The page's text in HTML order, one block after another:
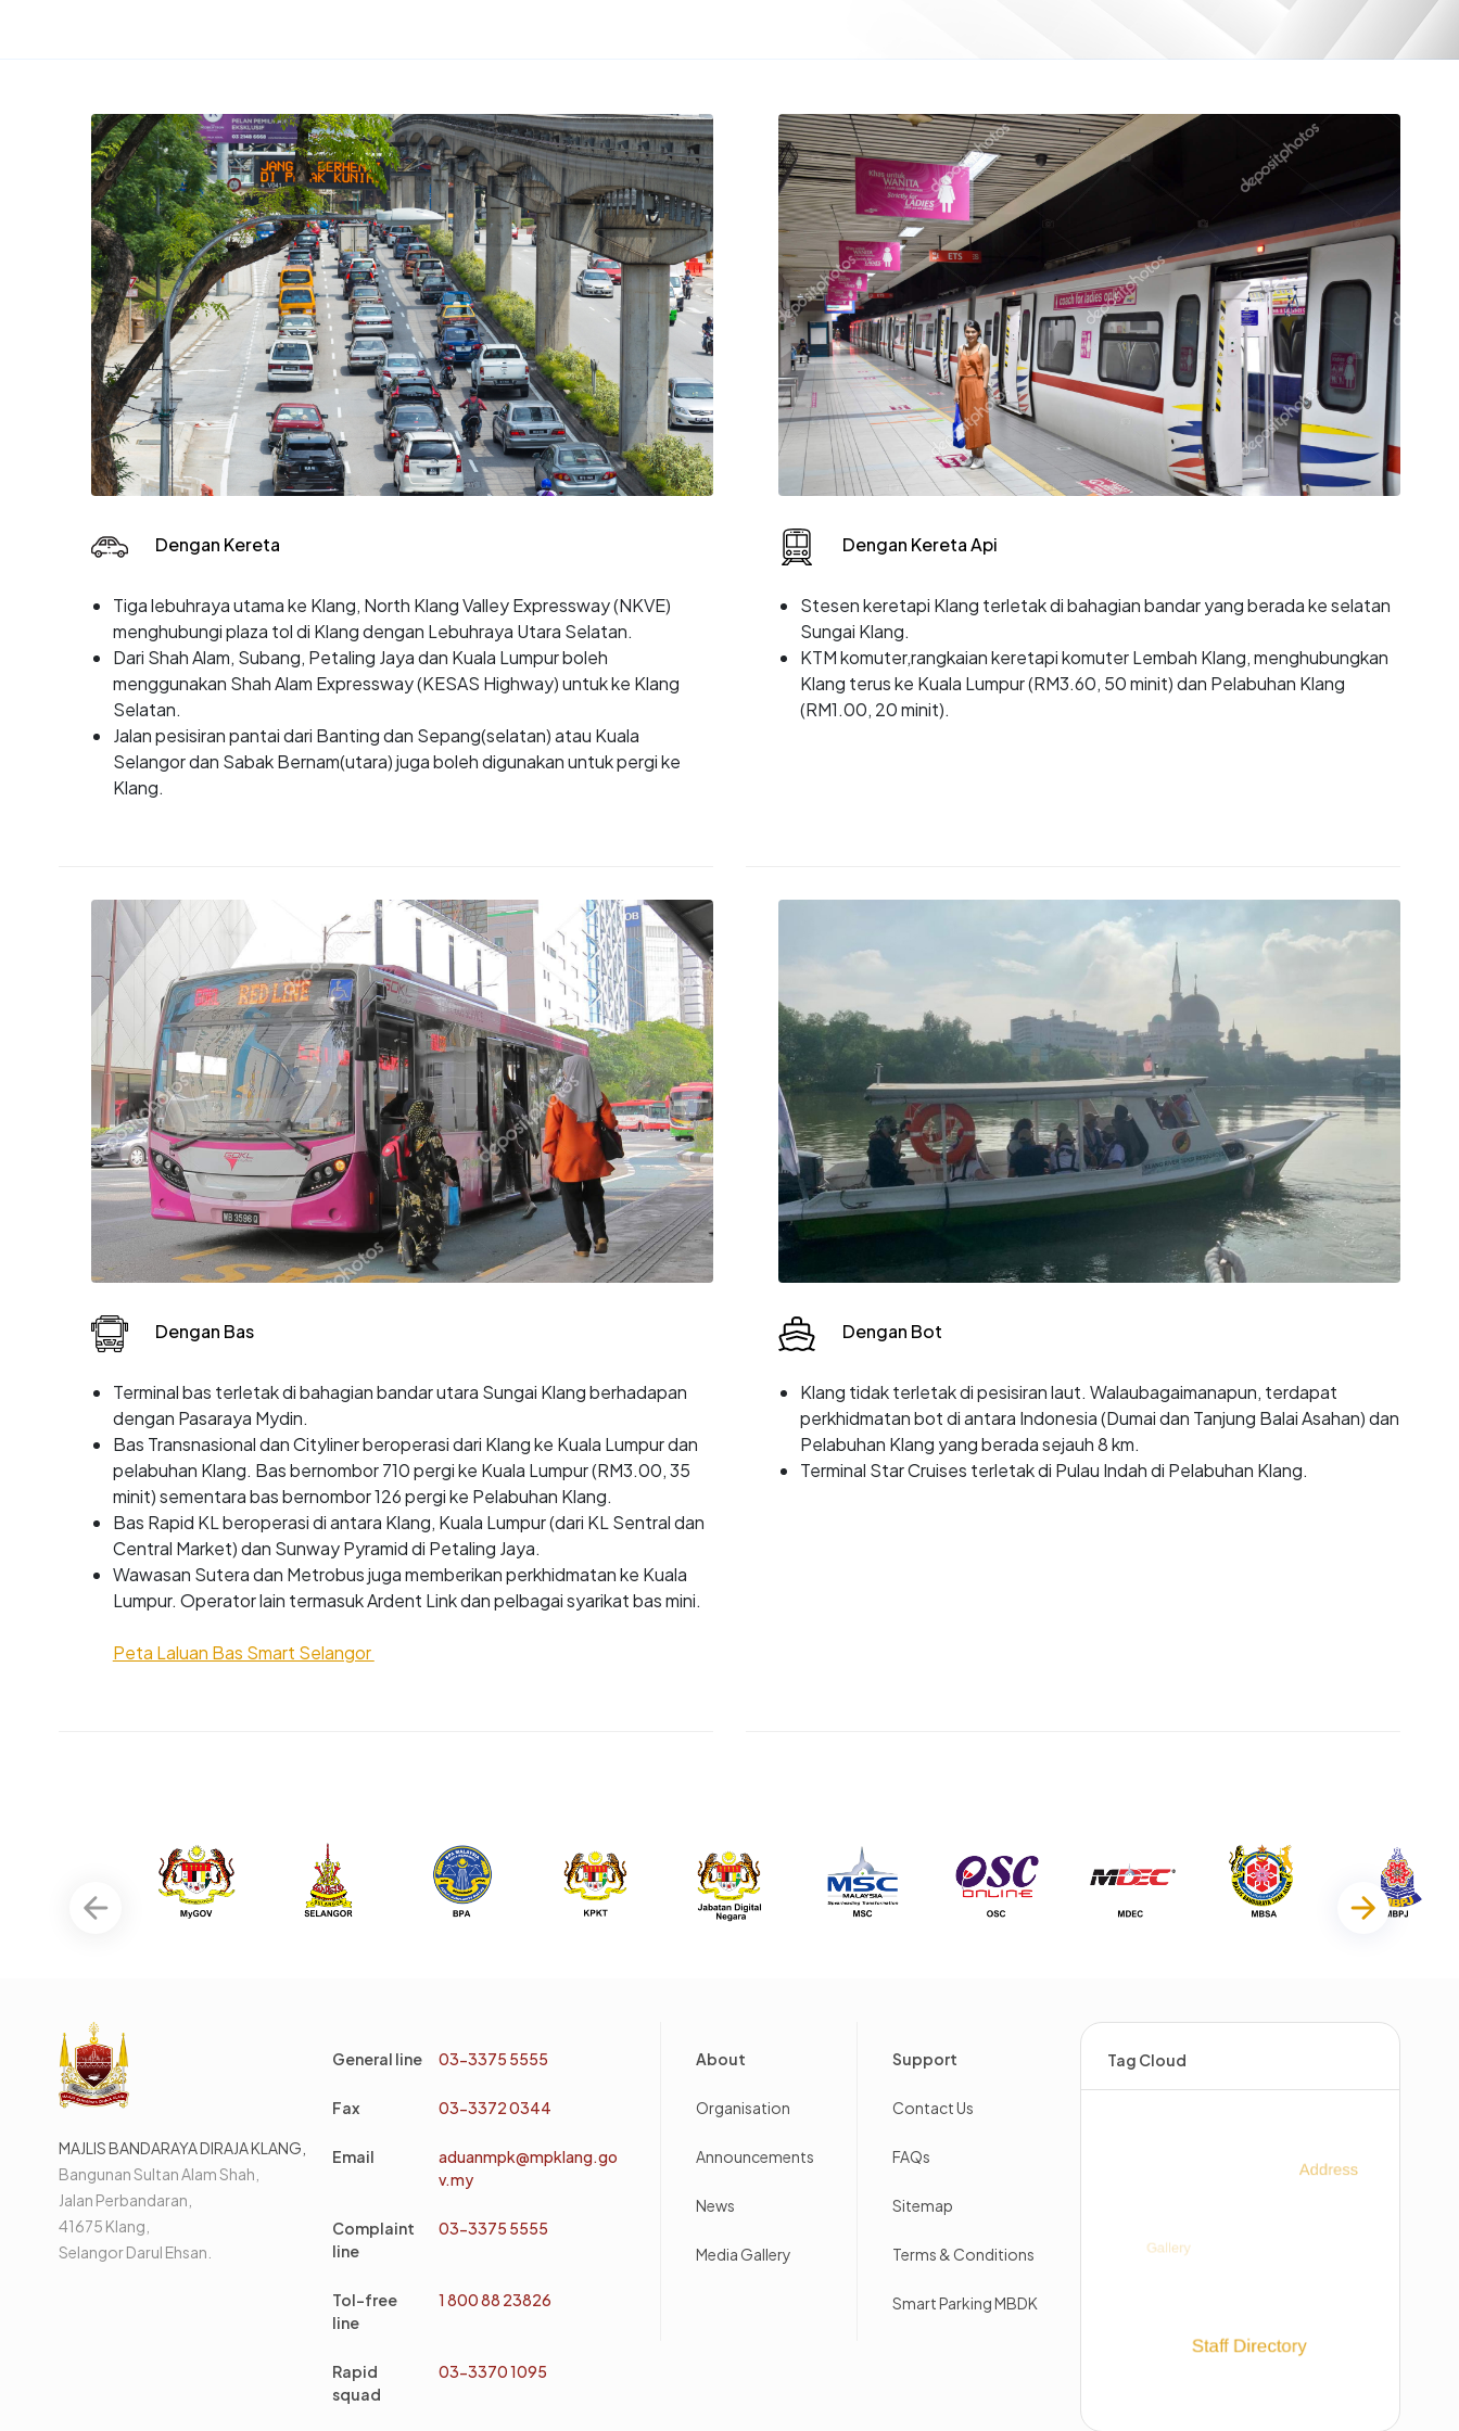
Dengan Kereta
Tiga lebuhraya utama ke Klang, North Klang Valley Expressway (NKVE)
menghubungi plaza tol di Klang dengan Lebuhraya Utara Selatan.
Dari Shah Alam, Subang, Petaling Jaya dan Kuala Lumpur boleh
menggunakan Shah Alam Expressway (KESAS Highway) untuk ke Klang
Selatan.
Jalan pesisiran pantai dari Banting dan Sepang(selatan) atau Kuala
Selangor dan Sabak Bernam(utara) juga boleh digunakan untuk pergi ke
Klang.
Dengan Kereta Api
Stesen keretapi Klang terletak di bahagian bandar yang berada ke selatan
Sungai Klang.
KTM komuter,rangkaian keretapi komuter Lembah Klang, menghubungkan
Klang terus ke Kuala Lumpur (RM3.60, 50 minit) dan Pelabuhan Klang
(RM1.00, 20 minit).
Dengan Bas
Terminal bas terletak di bahagian bandar utara Sungai Klang berhadapan
dengan Pasaraya Mydin.
Bas Transnasional dan Cityliner beroperasi dari Klang ke Kuala Lumpur dan
pelabuhan Klang. Bas bernombor 710 pergi ke Kuala Lumpur (RM3.00, 35
minit) sementara bas bernombor 126 pergi ke Pelabuhan Klang.
Bas Rapid KL beroperasi di antara Klang, Kuala Lumpur (dari KL Sentral dan
Central Market) dan Sunway Pyramid di Petaling Jaya.
Wawasan Sutera dan Metrobus juga memberikan perkhidmatan ke Kuala
Lumpur. Operator lain termasuk Ardent Link dan pelbagai syarikat bas mini.
Peta Laluan Bas Smart Selangor
Dengan Bot
Klang tidak terletak di pesisiran laut. Walaubagaimanapun, terdapat
perkhidmatan bot di antara Indonesia (Dumai dan Tanjung Balai Asahan) dan
Pelabuhan Klang yang berada sejauh 8 km.
Terminal Star Cruises terletak di Pulau Indah di Pelabuhan Klang.
MAJLIS BANDARAYA DIRAJA KLANG,
Bangunan Sultan Alam Shah,
Jalan Perbandaran,
41675 Klang,
Selangor Darul Ehsan.
General line 03-3375 5555
Fax 03-3372 0344
Email
aduanmpk@mpklang.go
v.my
Complaint
line
03-3375 5555
Tol-free
line
1 800 88 23826
Rapid
squad
03-3370 1095
About
Organisation
Announcements
News
Media Gallery
Support
Contact Us
FAQs
Sitemap
Terms & Conditions
Smart Parking MBDK
Tag Cloud